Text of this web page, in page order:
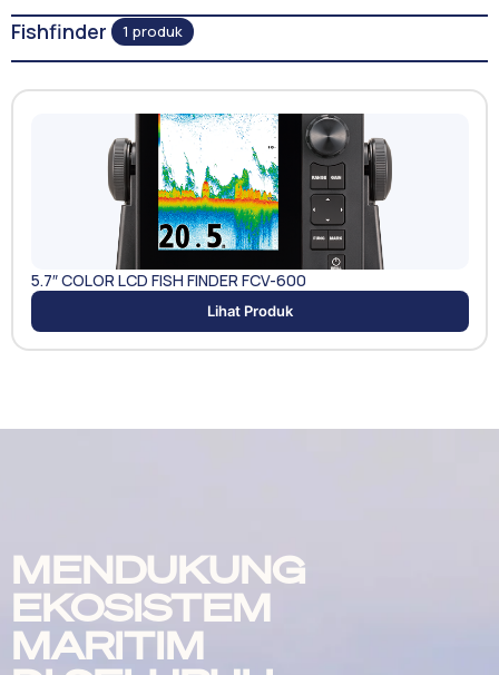
Fishfinder 1 produk
5.7″ COLOR LCD FISH FINDER FCV-600
Lihat Produk
MENDUKUNG
EKOSISTEM
MARITIM